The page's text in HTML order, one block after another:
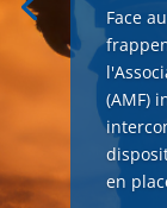
Face
(AMF)
en